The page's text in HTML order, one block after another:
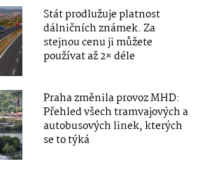
Stát prodlužuje platnost
dálničních známek. Za
stejnou cenu ji můžete
používat až 2× déle
Praha změnila provoz MHD:
Přehled všech tramvajových a
autobusových linek, kterých
se to týká